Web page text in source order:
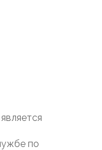
является
по